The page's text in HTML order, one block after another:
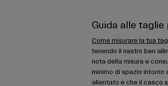
Guida alle taglie
Come misurare la tua
tenendo il nastro ben
nota della misura e
minimo di spazio
allentato e che il casco